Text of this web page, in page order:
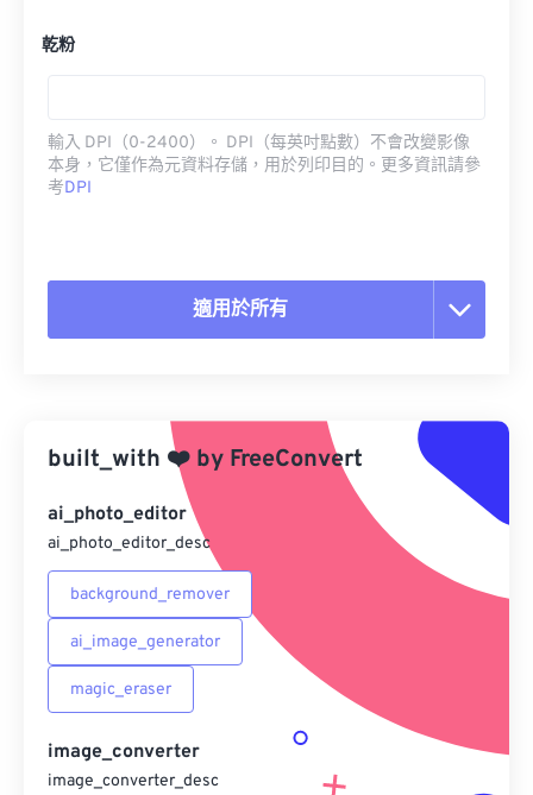
乾粉
輸入 DPI（0-2400）。 DPI（每英吋點數）不會改變影像
本身，它僅作為元資料存儲，用於列印目的。更多資訊請參
考DPI
適用於所有
另存為預設
built_with ❤️ by FreeConvert
ai_photo_editor
ai_photo_editor_desc
background_remover
ai_image_generator
magic_eraser
image_converter
image_converter_desc